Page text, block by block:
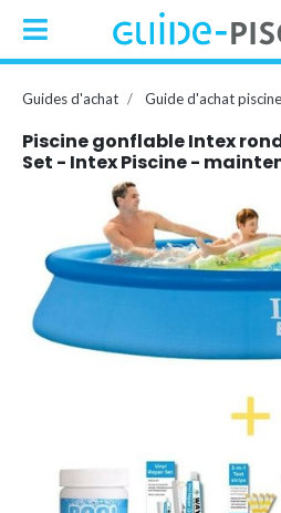
Guides d'achat Guide d'achat
Piscine gonflable Intex
Set - Intex Piscine -